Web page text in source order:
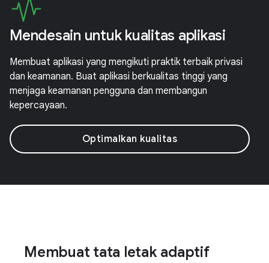
Mendesain untuk kualitas aplikasi
Membuat aplikasi yang mengikuti praktik terbaik privasi
dan keamanan. Buat aplikasi berkualitas tinggi yang
menjaga keamanan pengguna dan membangun
kepercayaan.
Optimalkan kualitas
Membuat tata letak adaptif